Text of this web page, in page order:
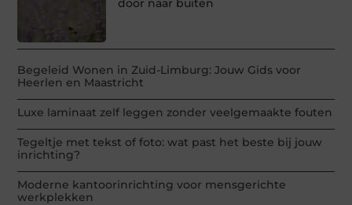
door naar buiten
Begeleid Wonen in Zuid-Limburg: Jouw Gids voor
Heerlen en Maastricht
Luxe laminaat zelf leggen zonder veelgemaakte fouten
Tegeltje met tekst of foto: wat past het beste bij jouw
inrichting?
Moderne kantoorinrichting voor mensgerichte
werkplekken